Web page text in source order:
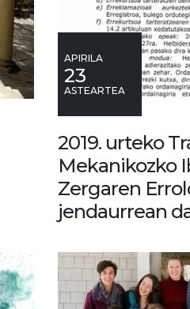
APIRILA
23
ASTEARTEA
2019. urteko
Mekanikozko
Zergaren
jendaurrean